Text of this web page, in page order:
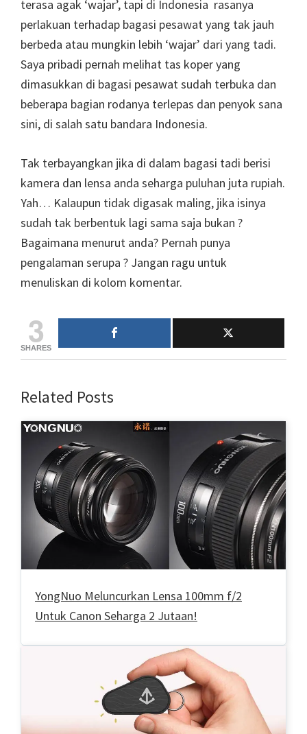
terasa agak ‘wajar’, tapi di Indonesia rasanya
perlakuan terhadap bagasi pesawat yang tak jauh
berbeda atau mungkin lebih ‘wajar’ dari yang tadi.
Saya pribadi pernah melihat tas koper yang
dimasukkan di bagasi pesawat sudah terbuka dan
beberapa bagian rodanya terlepas dan penyok sana
sini, di salah satu bandara Indonesia.
Tak terbayangkan jika di dalam bagasi tadi berisi
kamera dan lensa anda seharga puluhan juta rupiah.
Yah… Kalaupun tidak digasak maling, jika isinya
sudah tak berbentuk lagi sama saja bukan ?
Bagaimana menurut anda? Pernah punya
pengalaman serupa ? Jangan ragu untuk
menuliskan di kolom komentar.
3
SHARES
Related Posts
YongNuo Meluncurkan Lensa 100mm f/2
Untuk Canon Seharga 2 Jutaan!